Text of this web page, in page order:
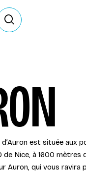
Ouvrir le formulaire
est située aux
de Nice, à 1600 mètres
Auron, qui vous